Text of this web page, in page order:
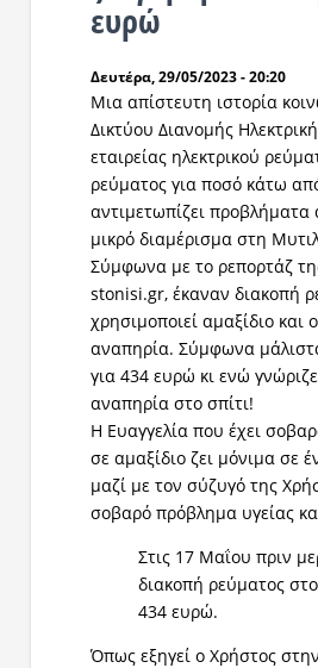
ευρώ
Δευτέρα, 29/05/2023 - 20:20
Μια απίστευτη ιστορία
Δικτύου Διανομής
εταιρείας ηλεκτρικού
ρεύματος για ποσό κάτω
αντιμετωπίζει προβλήματα
μικρό διαμέρισμα στη
Σύμφωνα με το ρεπορτάζ
stonisi.gr, έκαναν διακοπή
χρησιμοποιεί αμαξίδιο και
αναπηρία. Σύμφωνα
για 434 ευρώ κι ενώ
αναπηρία στο σπίτι!
Η Ευαγγελία που έχει
σε αμαξίδιο ζει μόνιμα σε
μαζί με τον σύζυγό της
σοβαρό πρόβλημα υγείας
Στις 17 Μαΐου πριν
διακοπή ρεύματος
434 ευρώ.
Όπως εξηγεί ο Χρήστος